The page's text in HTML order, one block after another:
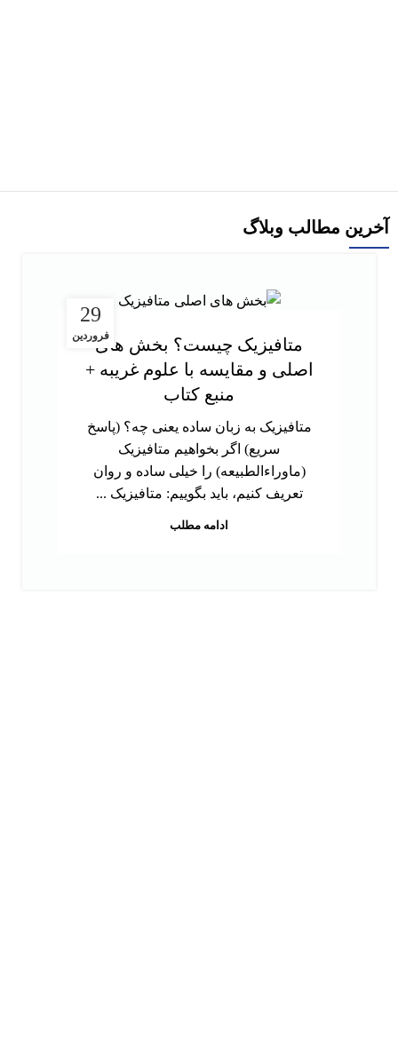
آخرین مطالب وبلاگ
29
فروردینمتافیزیک چیست؟ بخش های
اصلی و مقایسه با علوم غریبه +
منبع کتاب
متافیزیک به زبان ساده یعنی چه؟ (پاسخ
سریع) اگر بخواهیم متافیزیک
(ماوراءالطبیعه) را خیلی ساده و روان
تعریف کنیم، باید بگوییم: متافیزیک ...
ادامه مطلب